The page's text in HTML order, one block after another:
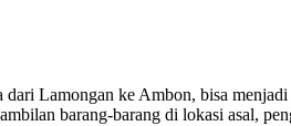
Lamongan ke Ambon, bisa
barang-barang di lokasi asal,